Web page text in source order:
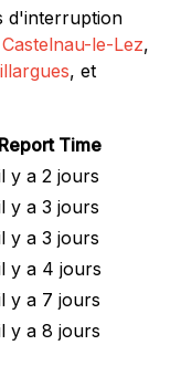
d'interruption
Castelnau-le-Lez,
, et
Report Time
y a 2 jours
y a 3 jours
y a 3 jours
y a 4 jours
y a 7 jours
y a 8 jours